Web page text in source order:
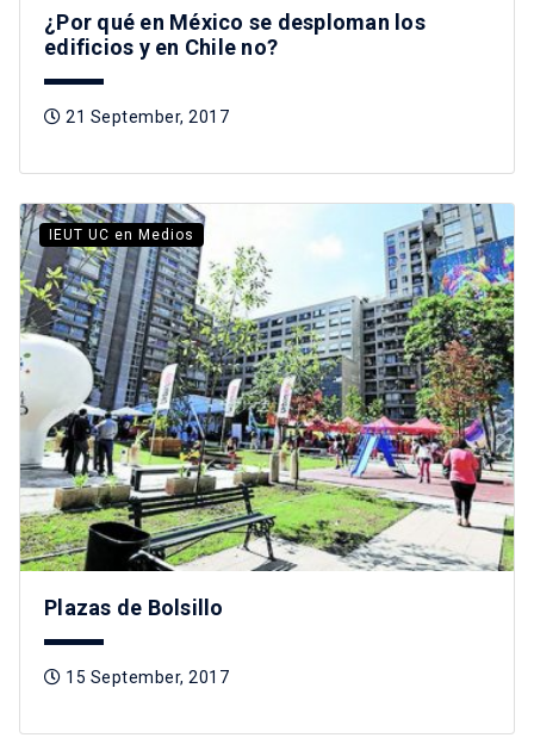
¿Por qué en México se desploman los
edificios y en Chile no?
21 September, 2017
IEUT UC en Medios
Plazas de Bolsillo
15 September, 2017